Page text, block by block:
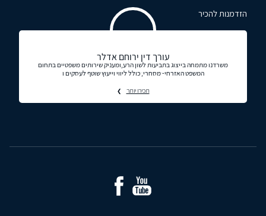
הזדמנות להכיר
עורך דין ירוחם אדלר
משרדנו מתמחה בייצוג בתביעות לשון הרע,ומעניק שירותים משפטיים בתחום
המשפט האזרחי- מסחרי, כולל ליווי וייעוץ שוטף לעסקים ו
תכירו יותר